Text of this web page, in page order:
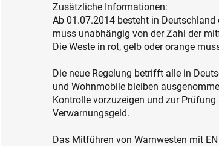
Zusätzliche Informationen:
Ab 01.07.2014 besteht in
muss unabhängig von der Zahl der
Die Weste in rot, gelb oder orange
Die neue Regelung betrifft alle in
und Wohnmobile bleiben
Kontrolle vorzuzeigen und zur
Verwarnungsgeld.
Das Mitführen von Warnwesten mit